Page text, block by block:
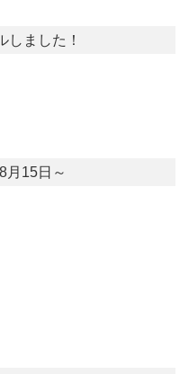
しました！
月15日～